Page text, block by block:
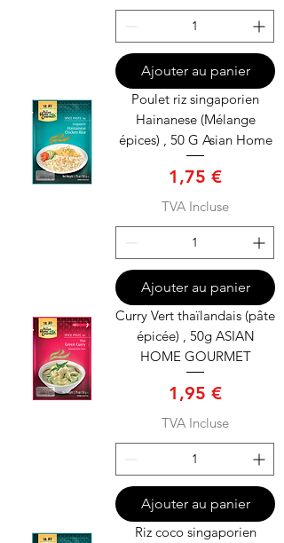
Ajouter au panier
Poulet riz singaporien
Hainanese (Mélange
épices) , 50 G Asian Home
Prix
1,75 €
TVA Incluse
Ajouter au panier
Curry Vert thaïlandais (pâte
épicée) , 50g ASIAN
HOME GOURMET
Prix
1,95 €
TVA Incluse
Ajouter au panier
Riz coco singaporien